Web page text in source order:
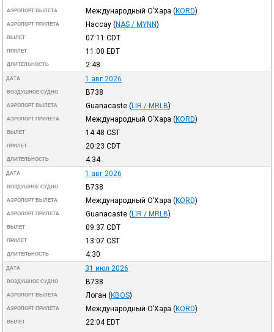
АЭРОПОРТ ВЫЛЕТА Международный О’Хара (KORD)
АЭРОПОРТ ПРИЛЕТА Нассау (NAS / MYNN)
ВЫЛЕТ 07:11 CDT
ПРИЛЕТ 11:00 EDT
ДЛИТЕЛЬНОСТЬ 2:48
ДАТА 1 авг 2026
ВОЗДУШНОЕ СУДНО B738
АЭРОПОРТ ВЫЛЕТА Guanacaste (LIR / MRLB)
АЭРОПОРТ ПРИЛЕТА Международный О’Хара (KORD)
ВЫЛЕТ 14:48 CST
ПРИЛЕТ 20:23 CDT
ДЛИТЕЛЬНОСТЬ 4:34
ДАТА 1 авг 2026
ВОЗДУШНОЕ СУДНО B738
АЭРОПОРТ ВЫЛЕТА Международный О’Хара (KORD)
АЭРОПОРТ ПРИЛЕТА Guanacaste (LIR / MRLB)
ВЫЛЕТ 09:37 CDT
ПРИЛЕТ 13:07 CST
ДЛИТЕЛЬНОСТЬ 4:30
ДАТА 31 июл 2026
ВОЗДУШНОЕ СУДНО B738
АЭРОПОРТ ВЫЛЕТА Логан (KBOS)
АЭРОПОРТ ПРИЛЕТА Международный О’Хара (KORD)
ВЫЛЕТ 22:04EDT